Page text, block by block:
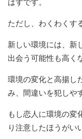
はずです。
ただし、わくわくす
新しい環境には、新
出会う可能性も高く
環境の変化と高揚し
み、間違いを犯しや
もし恋人に環境の変
り注意したほうがい